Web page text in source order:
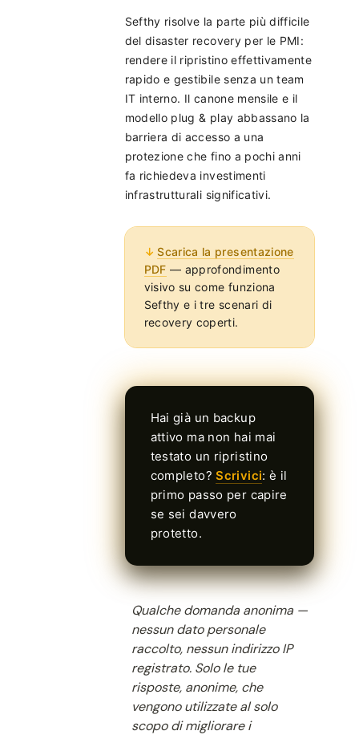
Sefthy risolve la parte più difficile
del disaster recovery per le PMI:
rendere il ripristino effettivamente
rapido e gestibile senza un team
IT interno. Il canone mensile e il
modello plug & play abbassano la
barriera di accesso a una
protezione che fino a pochi anni
fa richiedeva investimenti
infrastrutturali significativi.
Scarica la presentazione
PDF — approfondimento
visivo su come funziona
Sefthy e i tre scenari di
recovery coperti.
Hai già un backup
attivo ma non hai mai
testato un ripristino
completo?Scrivici: è il
primo passo per capire
se sei davvero
protetto.